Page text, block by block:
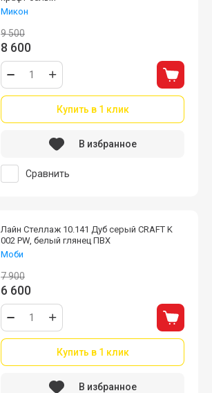
Микон
9 500
8 600
Купить в 1 клик
Сравнить
В избранное
Лайн Стеллаж 10.141 Дуб серый CRAFT K
002 PW, белый глянец ПВХ
Моби
7 900
6 600
Купить в 1 клик
В избранное